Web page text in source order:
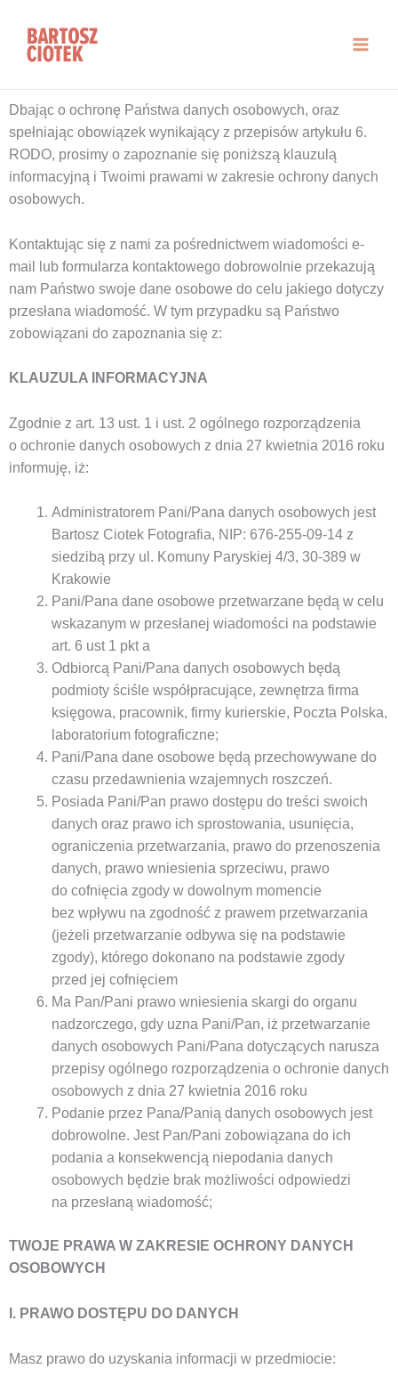
treści
Dbając o ochronę Państwa danych osobowych, oraz
spełniając obowiązek wynikający z przepisów artykułu 6.
RODO, prosimy o zapoznanie się poniższą klauzulą
informacyjną i Twoimi prawami w zakresie ochrony danych
osobowych.
Kontaktując się z nami za pośrednictwem wiadomości e-
mail lub formularza kontaktowego dobrowolnie przekazują
nam Państwo swoje dane osobowe do celu jakiego dotyczy
przesłana wiadomość. W tym przypadku są Państwo
zobowiązani do zapoznania się z:
KLAUZULA INFORMACYJNA
Zgodnie z art. 13 ust. 1 i ust. 2 ogólnego rozporządzenia
o ochronie danych osobowych z dnia 27 kwietnia 2016 roku
informuję, iż:
Administratorem Pani/Pana danych osobowych jest
Bartosz Ciotek Fotografia, NIP: 676-255-09-14 z
siedzibą przy ul. Komuny Paryskiej 4/3, 30-389 w
Krakowie
Pani/Pana dane osobowe przetwarzane będą w celu
wskazanym w przesłanej wiadomości na podstawie
art. 6 ust 1 pkt a
Odbiorcą Pani/Pana danych osobowych będą
podmioty ściśle współpracujące, zewnętrza firma
księgowa, pracownik, firmy kurierskie, Poczta Polska,
laboratorium fotograficzne;
Pani/Pana dane osobowe będą przechowywane do
czasu przedawnienia wzajemnych roszczeń.
Posiada Pani/Pan prawo dostępu do treści swoich
danych oraz prawo ich sprostowania, usunięcia,
ograniczenia przetwarzania, prawo do przenoszenia
danych, prawo wniesienia sprzeciwu, prawo
do cofnięcia zgody w dowolnym momencie
bez wpływu na zgodność z prawem przetwarzania
(jeżeli przetwarzanie odbywa się na podstawie
zgody), którego dokonano na podstawie zgody
przed jej cofnięciem
Ma Pan/Pani prawo wniesienia skargi do organu
nadzorczego, gdy uzna Pani/Pan, iż przetwarzanie
danych osobowych Pani/Pana dotyczących narusza
przepisy ogólnego rozporządzenia o ochronie danych
osobowych z dnia 27 kwietnia 2016 roku
Podanie przez Pana/Panią danych osobowych jest
dobrowolne. Jest Pan/Pani zobowiązana do ich
podania a konsekwencją niepodania danych
osobowych będzie brak możliwości odpowiedzi
na przesłaną wiadomość;
TWOJE PRAWA W ZAKRESIE OCHRONY DANYCH
OSOBOWYCH
I. PRAWO DOSTĘPU DO DANYCH
Masz prawo do uzyskania informacji w przedmiocie: